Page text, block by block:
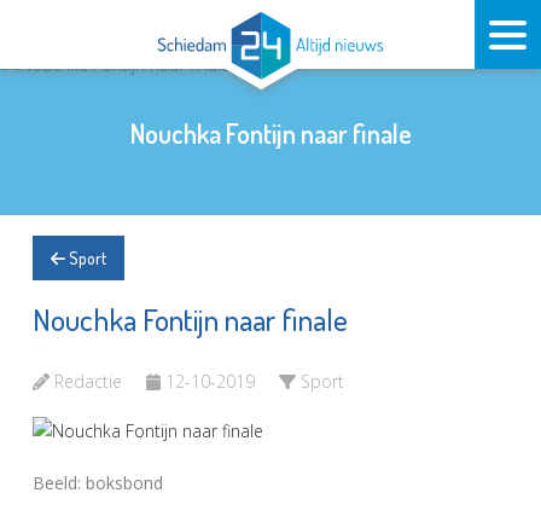
Nouchka Fontijn naar finale
Sport
Nouchka Fontijn naar finale
Redactie 12-10-2019 Sport
Beeld: boksbond